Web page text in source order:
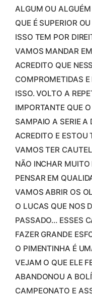
ALGUM OU
QUE É SUPERIOR
ISSO TEM POR
VAMOS MANDAR
ACREDITO QUE
COMPROMETIDAS
ISSO. VOLTO A
IMPORTANTE QUE
SAMPAIO A SERIE
ACREDITO E ESTOU
VAMOS TER
NÃO INCHAR
PENSAR EM
VAMOS ABRIR OS
O LUCAS QUE NOS
PASSADO… ESSES
FAZER GRANDE
O PIMENTINHA É
VEJAM O QUE ELE
ABANDONOU A
CAMPEONATO E